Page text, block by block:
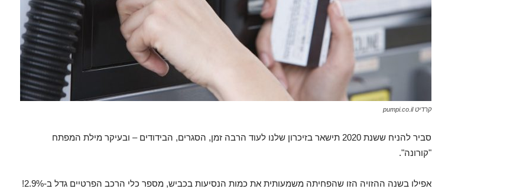
קרדיט pumpi.co.il
סביר להניח ששנת 2020 תישאר בזיכרון שלנו לעוד הרבה זמן, הסגרים, הבידודים – ובעיקר מילת המפתח
"קורונה".
אפילו בשנה ההזויה הזו שהפחיתה משמעותית את כמות הנסיעות בכביש, מספר כלי הרכב הפרטיים גדל ב-2.9%!